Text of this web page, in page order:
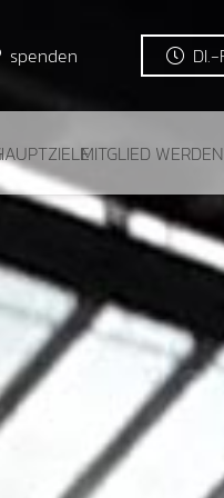
spenden
MITGLIED WERDEN